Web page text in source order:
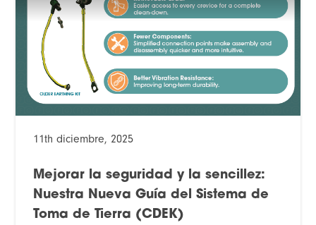
11th diciembre, 2025
Mejorar la seguridad y la sencillez:
Nuestra Nueva Guía del Sistema de
Toma de Tierra (CDEK)